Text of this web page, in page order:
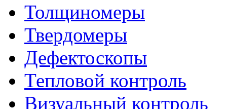
Толщиномеры
Твердомеры
Дефектоскопы
Тепловой контроль
Визуальный контроль